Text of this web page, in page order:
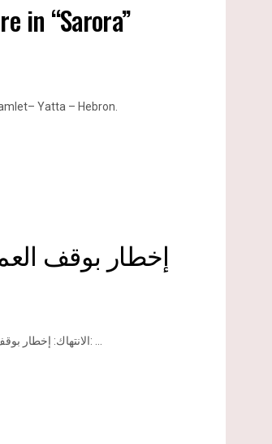
in “Sarora”
Yatta – Hebron.
إخطار بوقف
الانتهاك: إخطار بوقف العمل. تاريخ الانتهاك:1/7/2018م. الموقع: صارورة – يطا/ محافظة الخليل. الجهة المعتدية: ...